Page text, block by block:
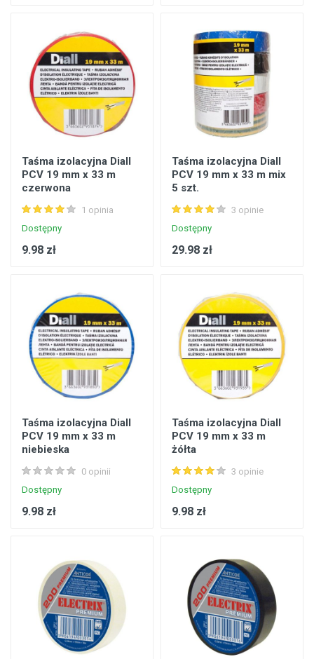
Taśma izolacyjna Diall
PCV 19 mm x 33 m
czerwona
1 opinia
Dostępny
9.98 zł
Taśma izolacyjna Diall
PCV 19 mm x 33 m mix
5 szt.
3 opinie
Dostępny
29.98 zł
Taśma izolacyjna Diall
PCV 19 mm x 33 m
niebieska
0 opinii
Dostępny
9.98 zł
Taśma izolacyjna Diall
PCV 19 mm x 33 m
żółta
3 opinie
Dostępny
9.98 zł